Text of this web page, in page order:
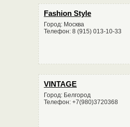
Fashion Style
Город: Москва
Телефон: 8 (915) 013-10-33
VINTAGE
Город: Белгород
Телефон: +7(980)3720368